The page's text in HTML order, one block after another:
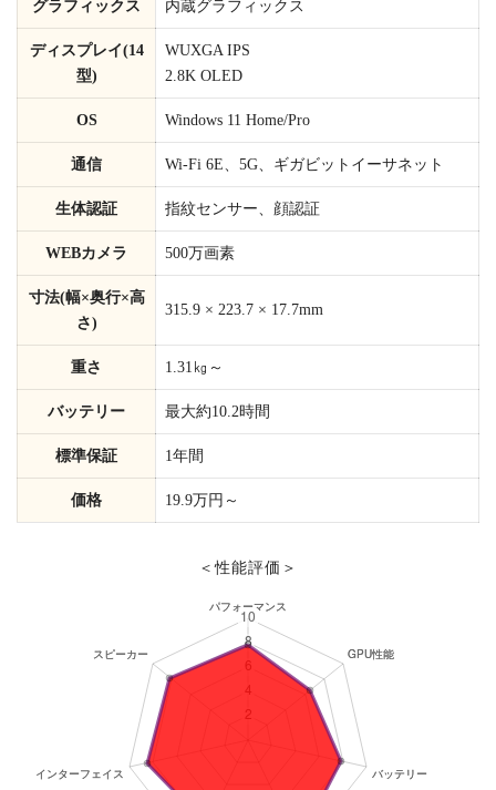
グラフィックス 内蔵グラフィックス
ディスプレイ(14
型)
WUXGA IPS
2.8K OLED
OS Windows 11 Home/Pro
通信 Wi-Fi 6E、5G、ギガビットイーサネット
生体認証 指紋センサー、顔認証
WEBカメラ 500万画素
寸法(幅×奥行×高
さ)
315.9 × 223.7 × 17.7mm
重さ 1.31㎏～
バッテリー 最大約10.2時間
標準保証 1年間
価格 19.9万円～
＜性能評価＞